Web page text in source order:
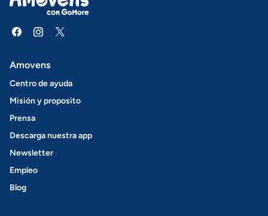
Amovens
Centro de ayuda
Misión y proposito
Prensa
Descarga nuestra app
Newsletter
Empleo
Blog